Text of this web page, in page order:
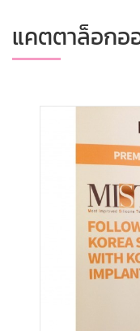
แคตตาล็อกอ